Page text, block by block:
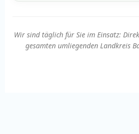
Wir sind täglich für Sie im Einsatz:
gesamten umliegenden Landkreis